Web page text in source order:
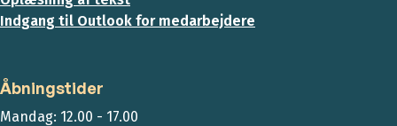
Indgang til Outlook for medarbejdere
Åbningstider
Mandag: 12.00 - 17.00